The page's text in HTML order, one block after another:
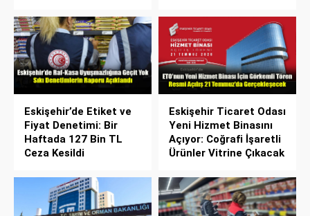
Eskişehir’de Etiket ve
Fiyat Denetimi: Bir
Haftada 127 Bin TL
Ceza Kesildi
Eskişehir Ticaret Odası
Yeni Hizmet Binasını
Açıyor: Coğrafi İşaretli
Ürünler Vitrine Çıkacak